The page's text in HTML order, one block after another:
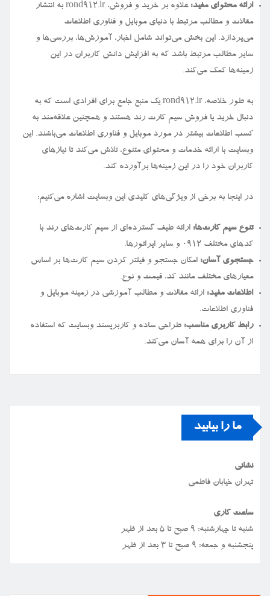
ارائه محتوای مفید:
علاوه بر خرید و فروش، rond912.ir به انتشار
مقالات و مطالب مرتبط با دنیای موبایل و فناوری اطلاعات
می‌پردازد. این بخش می‌تواند شامل اخبار، آموزش‌ها، بررسی‌ها و
سایر مطالب مرتبط باشد که به افزایش دانش کاربران در این
زمینه‌ها کمک می‌کند.
به طور خلاصه، rond912.ir یک منبع جامع برای افرادی است که به
دنبال خرید یا فروش سیم کارت رند هستند و همچنین علاقه‌مند به
کسب اطلاعات بیشتر در مورد موبایل و فناوری اطلاعات می‌باشند. این
وبسایت با ارائه خدمات و محتوای متنوع، تلاش می‌کند تا نیازهای
کاربران خود را در این زمینه‌ها برآورده کند.
در اینجا به برخی از ویژگی‌های کلیدی این وبسایت اشاره می‌کنیم:
تنوع سیم کارت‌ها: ارائه طیف گسترده‌ای از سیم کارت‌های رند با
کدهای مختلف ۰۹۱۲ و سایر اپراتورها.
جستجوی آسان: امکان جستجو و فیلتر کردن سیم کارت‌ها بر اساس
معیارهای مختلف مانند کد، قیمت و نوع.
اطلاعات مفید: ارائه مقالات و مطالب آموزشی در زمینه موبایل و
فناوری اطلاعات.
رابط کاربری مناسب: طراحی ساده و کاربرپسند وبسایت که استفاده
از آن را برای همه آسان می‌کند.
ما را بیابید
نشانی
تهران خیابان فاطمی
ساعت کاری
شنبه تا چهارشنبه: ۹ صبح تا ۵ بعد از ظهر
پنجشنبه و جمعه: ۹ صبح تا ۳ بعد از ظهر